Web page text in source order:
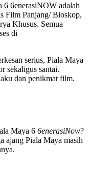
6 6enerasiNOW adalah
Film Panjang/ Bioskop,
Khusus. Semua
di
serius, Piala Maya
sekaligus santai.
dan penikmat film.
Maya 6 6enerasiNow?
ajang Piala Maya masih